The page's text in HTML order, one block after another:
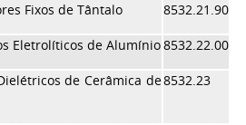
Fixos de Tântalo 8532.21.90
Eletrolíticos de Alumínio8532.22.00
de Cerâmica de8532.23